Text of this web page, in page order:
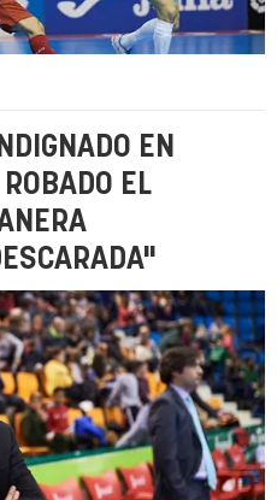
EN
EL